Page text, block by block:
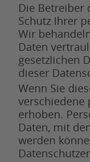
Die Betreiber
Schutz Ihrer
Wir
Daten
gesetzlichen
dieser
Wenn Sie
verschiedene
erhoben.
Daten, mit
werden